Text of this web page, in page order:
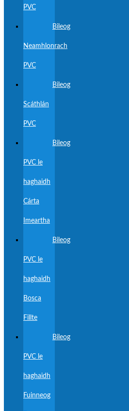
PVC
Bileog
Neamhlonrach
PVC
Bileog
Scáthlán
PVC
Bileog
PVC le
haghaidh
Cárta
Imeartha
Bileog
PVC le
haghaidh
Bosca
Fillte
Bileog
PVC le
haghaidh
Fuinneog